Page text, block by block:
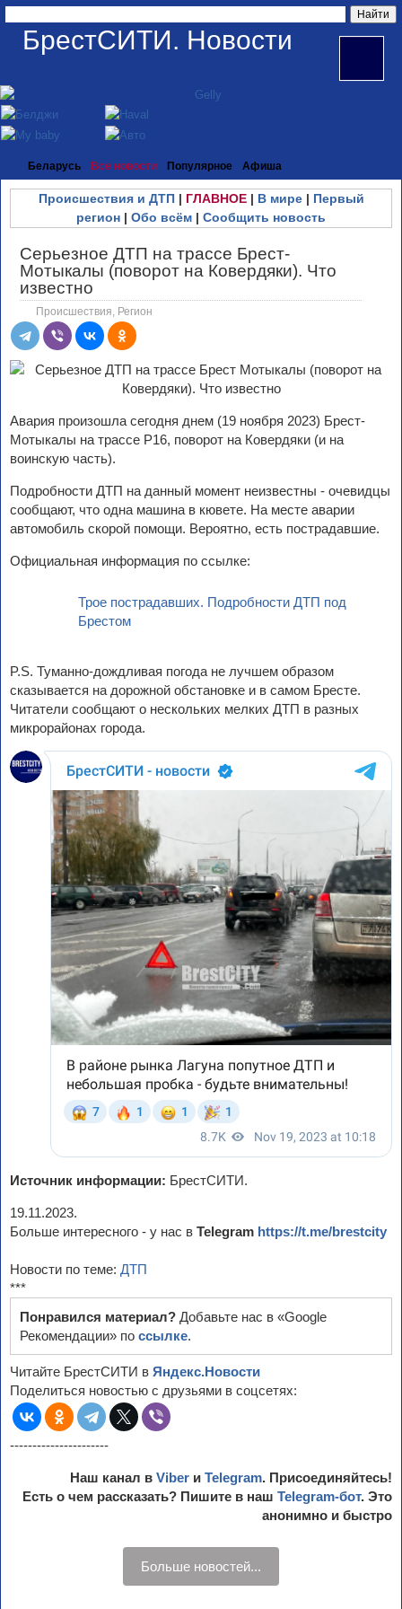
БрестСИТИ. Новости
Беларусь Все новости Популярное Афиша
Происшествия и ДТП| ГЛАВНОЕ| В мире| Первый
регион | Обо всём | Сообщить новость
Серьезное ДТП на трассе Брест-
Мотыкалы (поворот на Ковердяки). Что
известно
Происшествия Регион
Авария произошла сегодня днем (19 ноября 2023) Брест-
Мотыкалы на трассе Р16, поворот на Ковердяки (и на
воинскую часть).
Подробности ДТП на данный момент неизвестны - очевидцы
сообщают, что одна машина в кювете. На месте аварии
автомобиль скорой помощи. Вероятно, есть пострадавшие.
Официальная информация по ссылке:
Трое пострадавших. Подробности ДТП под
Брестом
P.S. Туманно-дождливая погода не лучшем образом
сказывается на дорожной обстановке и в самом Бресте.
Читатели сообщают о нескольких мелких ДТП в разных
микрорайонах города.
Источник информации: БрестСИТИ.
19.11.2023.
Больше интересного - у нас в Telegram https://t.me/brestcity
Новости по теме: ДТП
***
Понравился материал? Добавьте нас в «Google
Рекомендации» по ссылке.
Читайте БрестСИТИ в Яндекс.Новости
Поделиться новостью с друзьями в соцсетях:
----------------------
Наш канал в Viber и Telegram. Присоединяйтесь!
Есть о чем рассказать? Пишите в наш Telegram-бот. Это
анонимно и быстро
Больше новостей...